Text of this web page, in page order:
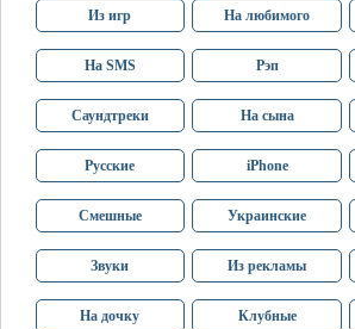
Из игр На любимого
На SMS Рэп
Саундтреки На сына
Русские iPhone
Смешные Украинские
Звуки Из рекламы
На дочку Клубные